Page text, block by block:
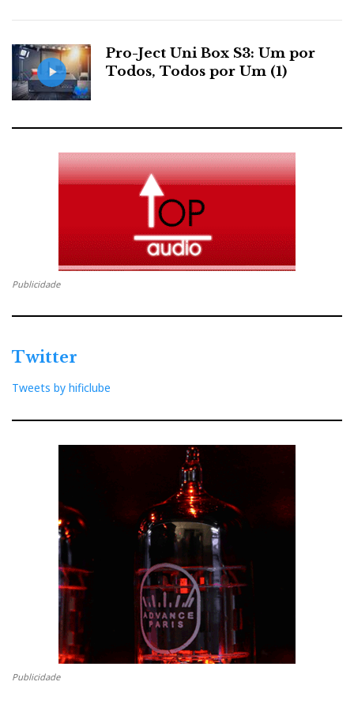
Android 13 e processador Snapdragon 680, DACs
duplos CS43198 e suporte para áudio de alta
resolução, cuja capa protetora é inspirada na velha
cassete de áudio!
Nota: o M21 é de 2024, a caixa de proteção tipo
cassete é que é novidade.
FiiO QX13: umdongle do tamanho de um pequeno
isqueiro com ecrã(!) para alimentar auscultadores on
the move. Um mimo!
Bryant Ke, da Fiio, mostra a cassete dos séc. XXI
GoldNote
Pro-Ject Uni Box S3: Um por
Todos, Todos por Um (1)
Publicidade
Twitter
Tweets by hificlube
Publicidade